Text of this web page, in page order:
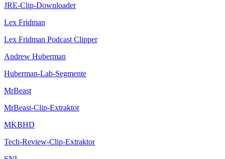
JRE-Clip-Downloader
Lex Fridman
Lex Fridman Podcast Clipper
Andrew Huberman
Huberman-Lab-Segmente
MrBeast
MrBeast-Clip-Extraktor
MKBHD
Tech-Review-Clip-Extraktor